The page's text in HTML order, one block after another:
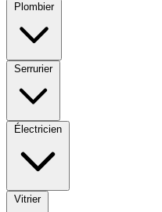
Plombier
Serrurier
Électricien
Vitrier